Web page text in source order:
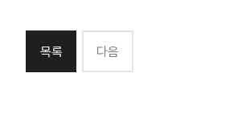
목록 다음